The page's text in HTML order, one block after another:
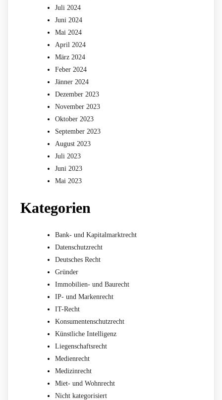
Juli 2024
Juni 2024
Mai 2024
April 2024
März 2024
Feber 2024
Jänner 2024
Dezember 2023
November 2023
Oktober 2023
September 2023
August 2023
Juli 2023
Juni 2023
Mai 2023
Kategorien
Bank- und Kapitalmarktrecht
Datenschutzrecht
Deutsches Recht
Gründer
Immobilien- und Baurecht
IP- und Markenrecht
IT-Recht
Konsumentenschutzrecht
Künstliche Intelligenz
Liegenschaftsrecht
Medienrecht
Medizinrecht
Miet- und Wohnrecht
Nicht kategorisiert